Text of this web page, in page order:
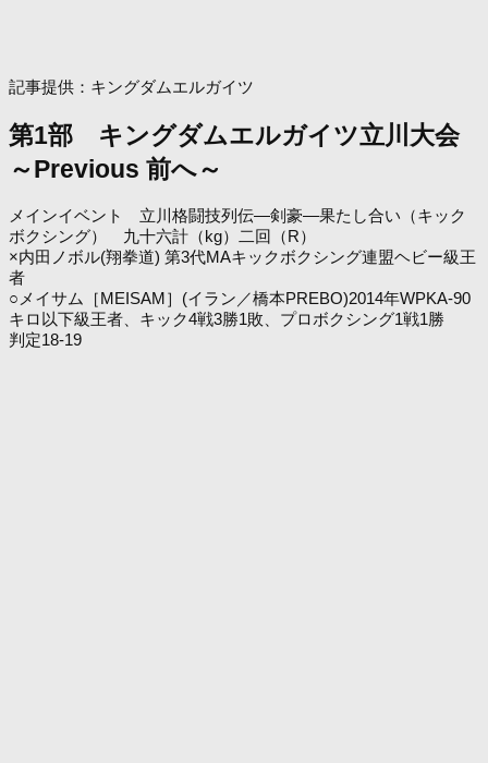
記事提供：キングダムエルガイツ
第1部 キングダムエルガイツ立川大会
～Previous 前へ～
メインイベント 立川格闘技列伝―剣豪―果たし合い（キック
ボクシング） 九十六計（kg）二回（R）
×内田ノボル(翔拳道) 第3代MAキックボクシング連盟ヘビー級王
者
○メイサム［MEISAM］(イラン／橋本PREBO)2014年WPKA-90
キロ以下級王者、キック4戦3勝1敗、プロボクシング1戦1勝
判定18-19